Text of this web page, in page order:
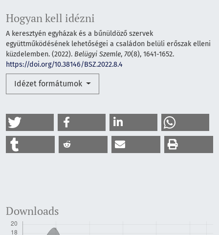
Hogyan kell idézni
A keresztyén egyházak és a bűnüldöző szervek
együttműködésének lehetőségei a családon belüli erőszak elleni
küzdelemben. (2022). Belügyi Szemle, 70(8), 1641-1652.
https://doi.org/10.38146/BSZ.2022.8.4
Idézet formátumok
Downloads